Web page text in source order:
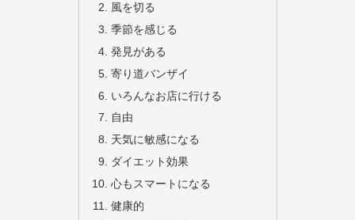
風を切る
季節を感じる
発見がある
寄り道バンザイ
いろんなお店に行ける
自由
天気に敏感になる
ダイエット効果
心もスマートになる
健康的